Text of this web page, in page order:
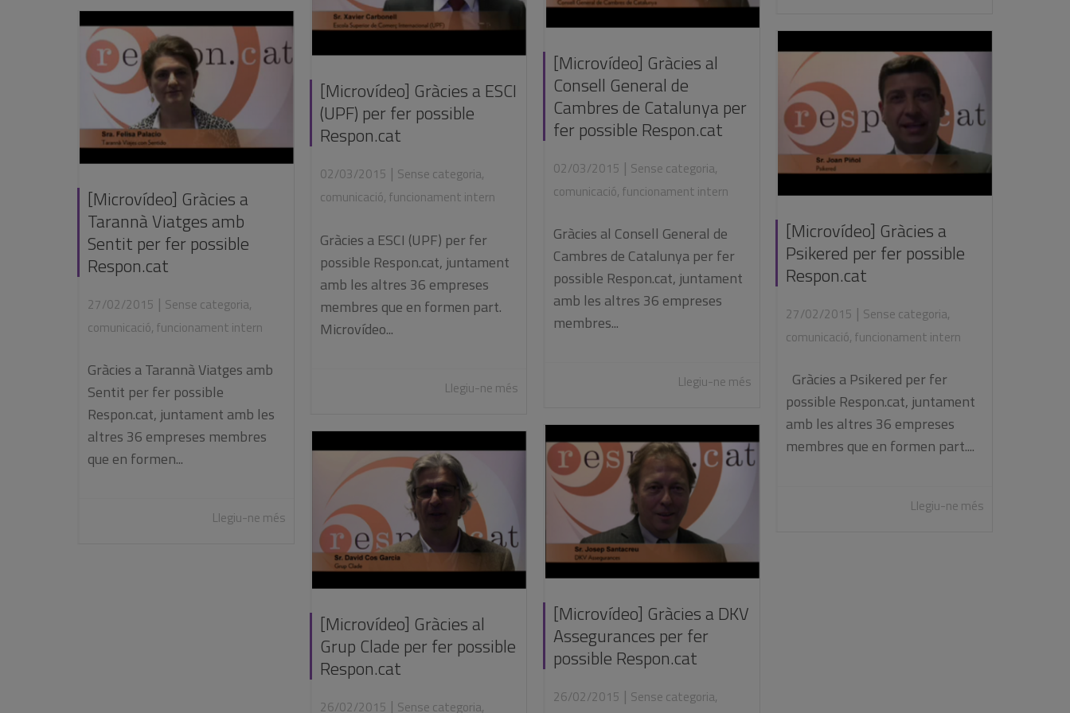
[Microvídeo] Gràcies al
Consell General de
Cambres de Catalunya per
fer possible Respon.cat
02/03/2015 | Sense categoria,
comunicació, funcionament intern
Gràcies al Consell General de
Cambres de Catalunya per fer
possible Respon.cat, juntament
amb les altres 36 empreses
membres...
Llegiu-ne més
[Microvídeo] Gràcies a ESCI
(UPF) per fer possible
Respon.cat
02/03/2015 | Sense categoria,
comunicació, funcionament intern
Gràcies a ESCI (UPF) per fer
possible Respon.cat, juntament
amb les altres 36 empreses
membres que en formen part.
Microvídeo...
Llegiu-ne més
[Microvídeo] Gràcies a
Tarannà Viatges amb
Sentit per fer possible
Respon.cat
27/02/2015 | Sense categoria,
comunicació, funcionament intern
Gràcies a Tarannà Viatges amb
Sentit per fer possible
Respon.cat, juntament amb les
altres 36 empreses membres
que en formen...
Llegiu-ne més
[Microvídeo] Gràcies a
Psikered per fer possible
Respon.cat
27/02/2015 | Sense categoria,
comunicació, funcionament intern
Gràcies a Psikered per fer
possible Respon.cat, juntament
amb les altres 36 empreses
membres que en formen part....
Llegiu-ne més
[Microvídeo] Gràcies a DKV
Assegurances per fer
possible Respon.cat
26/02/2015 | Sense categoria,
[Microvídeo] Gràcies al
Grup Clade per fer possible
Respon.cat
26/02/2015 | Sense categoria,